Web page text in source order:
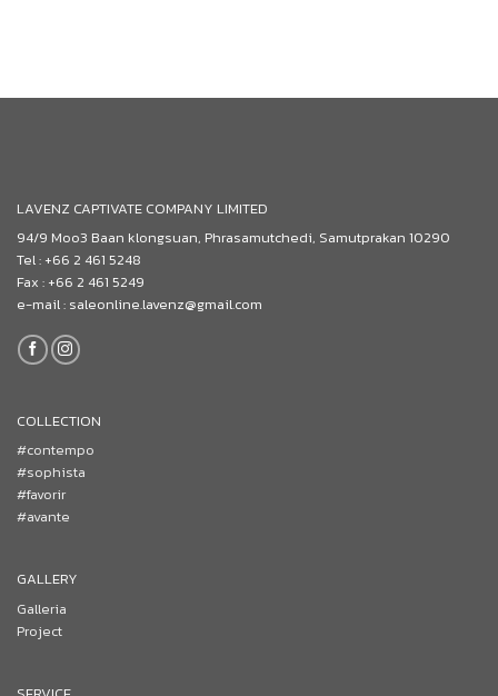
LAVENZ CAPTIVATE COMPANY LIMITED
94/9 Moo3 Baan klongsuan, Phrasamutchedi, Samutprakan 10290
Tel : +66 2 461 5248
Fax : +66 2 461 5249
e-mail : saleonline.lavenz@gmail.com
COLLECTION
#contempo
#sophista
#favorir
#avante
GALLERY
Galleria
Project